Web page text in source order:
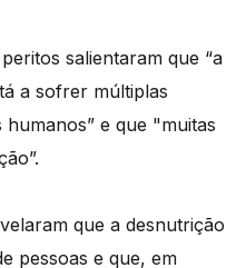
salientaram que “a
a sofrer múltiplas
e que "muitas
que a desnutrição
pessoas e que, em